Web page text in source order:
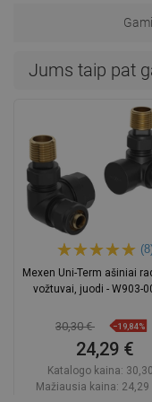
Jums taip pat
Mexen Uni-Term ašiniai
vožtuvai, juodi - W903-
30,30 € −19,84%
24,29 €
Katalogo kaina:
Mažiausia kaina: 24,29